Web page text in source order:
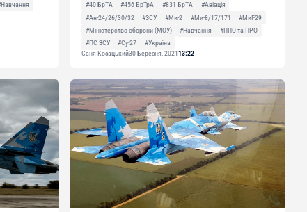
#40 БрТА #456 БрТрА #831 БрТА
#Авіація
#Ан-24/26/30/32
#ЗСУ #Ми-2 #Ми-8/17/171
#МиГ-29
#Міністерство оборони (МОУ)
#Навчання
#ППО та ПРО
#ПС ЗСУ
#Су-27
#Україна
Саня Козацький30 Березня, 202113:22